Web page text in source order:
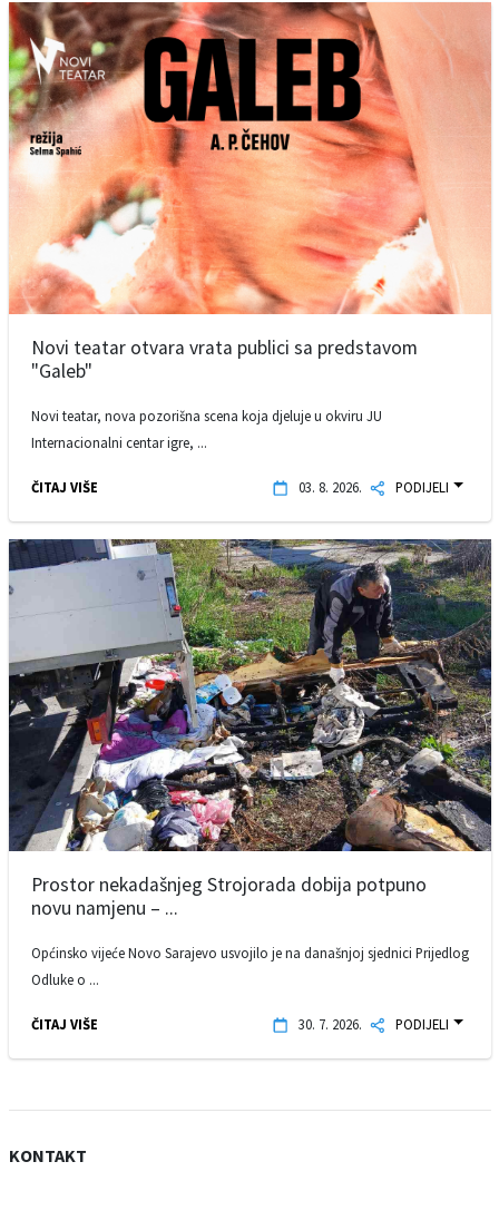
Novi teatar otvara vrata publici sa predstavom
"Galeb"
Novi teatar, nova pozorišna scena koja djeluje u okviru JU
Internacionalni centar igre, ...
ČITAJ VIŠE 03. 8. 2026. PODIJELI
Prostor nekadašnjeg Strojorada dobija potpuno
novu namjenu – ...
Općinsko vijeće Novo Sarajevo usvojilo je na današnjoj sjednici Prijedlog
Odluke o ...
ČITAJ VIŠE 30. 7. 2026. PODIJELI
KONTAKT